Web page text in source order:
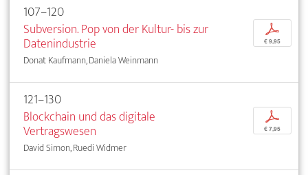
107–120
Subversion. Pop von der Kultur- bis zur
Datenindustrie
Donat Kaufmann, Daniela Weinmann
p
€ 9,95
121–130
Blockchain und das digitale
Vertragswesen
David Simon, Ruedi Widmer
p
€ 7,95